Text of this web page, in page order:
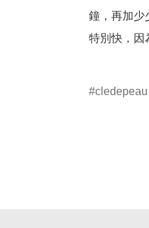
鐘，再加少
特別快，因
cledepeau